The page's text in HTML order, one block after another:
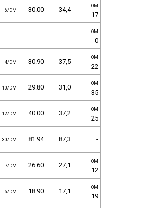
6/DM 30.00 34,4 OM
17
OM
0
4/DM 30.90 37,5 OM
22
10/DM 29.80 31,0 OM
35
12/DM 40.00 37,2 OM
25
30/DM 81.94 87,3 -
7/DM 26.60 27,1 OM
12
6/DM 18.90 17,1 OM
19